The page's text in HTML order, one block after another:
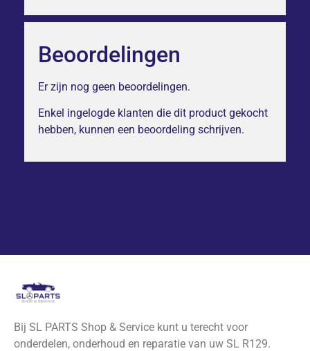
Beoordelingen
Er zijn nog geen beoordelingen.
Enkel ingelogde klanten die dit product gekocht
hebben, kunnen een beoordeling schrijven.
Bij SL PARTS Shop & Service kunt u terecht voor
onderdelen, onderhoud en reparatie van uw SL R129.